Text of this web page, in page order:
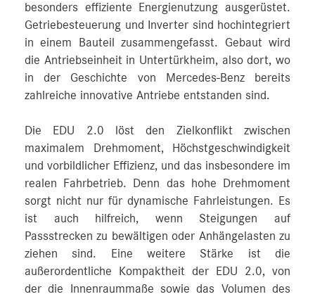
besonders effiziente Energienutzung ausgerüstet.
Getriebesteuerung und Inverter sind hochintegriert
in einem Bauteil zusammengefasst. Gebaut wird
die Antriebseinheit in Untertürkheim, also dort, wo
in der Geschichte von Mercedes‑Benz bereits
zahlreiche innovative Antriebe entstanden sind.
Die EDU 2.0 löst den Zielkonflikt zwischen
maximalem Drehmoment, Höchstgeschwindigkeit
und vorbildlicher Effizienz, und das insbesondere im
realen Fahrbetrieb. Denn das hohe Drehmoment
sorgt nicht nur für dynamische Fahrleistungen. Es
ist auch hilfreich, wenn Steigungen auf
Passstrecken zu bewältigen oder Anhängelasten zu
ziehen sind. Eine weitere Stärke ist die
außerordentliche Kompaktheit der EDU 2.0, von
der die Innenraummaße sowie das Volumen des